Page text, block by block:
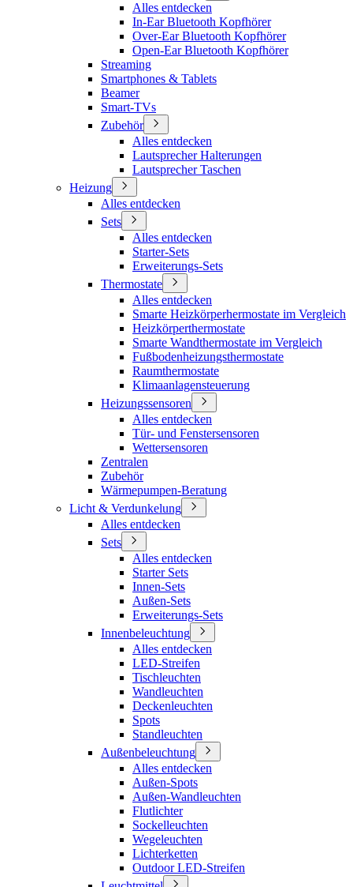
Alles entdecken
In-Ear Bluetooth Kopfhörer
Over-Ear Bluetooth Kopfhörer
Open-Ear Bluetooth Kopfhörer
Streaming
Smartphones & Tablets
Beamer
Smart-TVs
Zubehör
Alles entdecken
Lautsprecher Halterungen
Lautsprecher Taschen
Heizung
Alles entdecken
Sets
Alles entdecken
Starter-Sets
Erweiterungs-Sets
Thermostate
Alles entdecken
Smarte Heizkörperhermostate im Vergleich
Heizkörperthermostate
Smarte Wandthermostate im Vergleich
Fußbodenheizungsthermostate
Raumthermostate
Klimaanlagensteuerung
Heizungssensoren
Alles entdecken
Tür- und Fenstersensoren
Wettersensoren
Zentralen
Zubehör
Wärmepumpen-Beratung
Licht & Verdunkelung
Alles entdecken
Sets
Alles entdecken
Starter Sets
Innen-Sets
Außen-Sets
Erweiterungs-Sets
Innenbeleuchtung
Alles entdecken
LED-Streifen
Tischleuchten
Wandleuchten
Deckenleuchten
Spots
Standleuchten
Außenbeleuchtung
Alles entdecken
Außen-Spots
Außen-Wandleuchten
Flutlichter
Sockelleuchten
Wegeleuchten
Lichterketten
Outdoor LED-Streifen